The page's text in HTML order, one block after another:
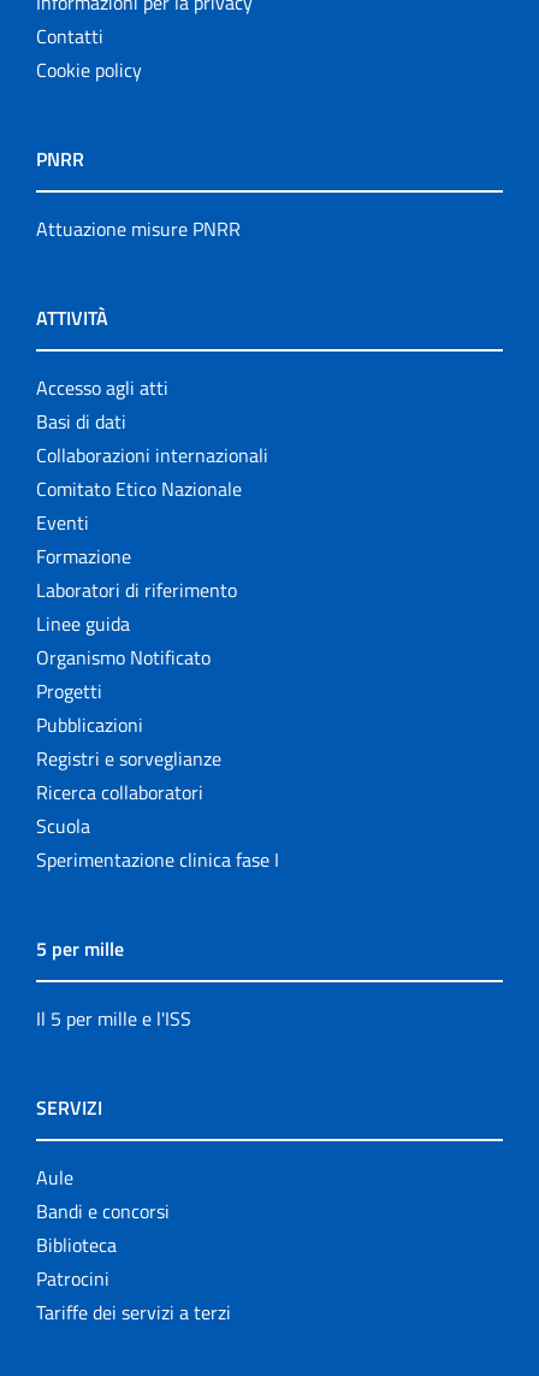
Contatti
Cookie policy
PNRR
Attuazione misure PNRR
ATTIVITÀ
Accesso agli atti
Basi di dati
Collaborazioni internazionali
Comitato Etico Nazionale
Eventi
Formazione
Laboratori di riferimento
Linee guida
Organismo Notificato
Progetti
Pubblicazioni
Registri e sorveglianze
Ricerca collaboratori
Scuola
Sperimentazione clinica fase I
5 per mille
Il 5 per mille e l'ISS
SERVIZI
Aule
Bandi e concorsi
Biblioteca
Patrocini
Tariffe dei servizi a terzi